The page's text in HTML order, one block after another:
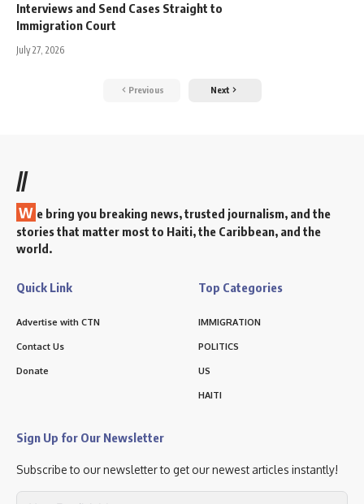
Interviews and Send Cases Straight to
Immigration Court
July 27, 2026
Previous Next
//
W e bring you breaking news, trusted journalism, and the
stories that matter most to Haiti, the Caribbean, and the
world.
Quick Link
Advertise with CTN
Contact Us
Donate
Top Categories
IMMIGRATION
POLITICS
US
HAITI
Sign Up for Our Newsletter
Subscribe to our newsletter to get our newest articles instantly!